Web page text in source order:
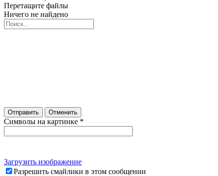
Перетащите файлы
Ничего не найдено
Отправить Отменить
Символы на картинке *
Загрузить изображение
Разрешить смайлики в этом сообщении